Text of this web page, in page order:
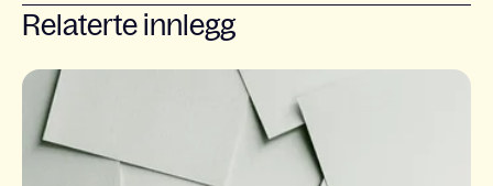
Relaterte innlegg